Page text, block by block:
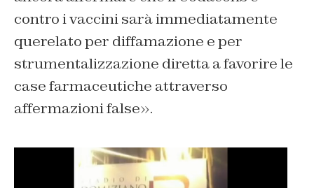
contro i vaccini sarà immediatamente
querelato per diffamazione e per
strumentalizzazione diretta a favorire le
case farmaceutiche attraverso
affermazioni false».